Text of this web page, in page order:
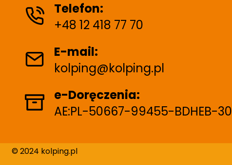
Telefon:
+48 12 418 77 70
E-mail:
kolping@kolping.pl
e-Doręczenia:
AE:PL-50667-99455-BDHEB-30
© 2024 kolping.pl